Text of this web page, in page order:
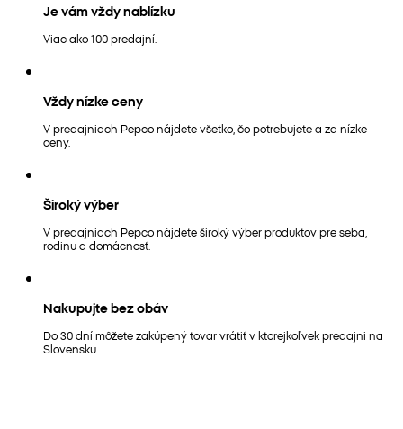
Je vám vždy nablízku
Viac ako 100 predajní.
Vždy nízke ceny
V predajniach Pepco nájdete všetko, čo potrebujete a za nízke
ceny.
Široký výber
V predajniach Pepco nájdete široký výber produktov pre seba,
rodinu a domácnosť.
Nakupujte bez obáv
Do 30 dní môžete zakúpený tovar vrátiť v ktorejkoľvek predajni na
Slovensku.